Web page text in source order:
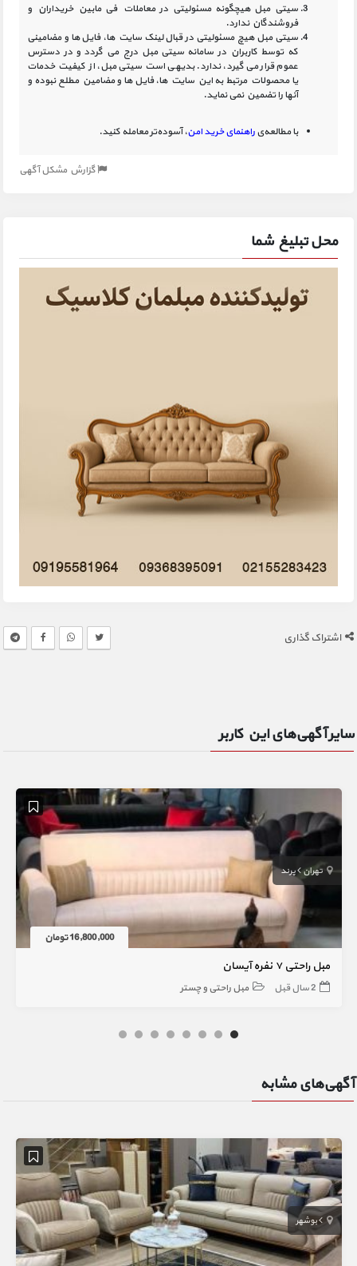
سیتی مبل هیچگونه مسئولیتی در معاملات فی مابین خریداران و
فروشندگان ندارد.
سیتی مبل هیچ مسئولیتی در قبال لینک‏ سایت ‏ها، فایل ‏ها و مضامینی
که توسط کاربران در سامانه‏ سیتی مبل درج می گردد و در دسترس
عموم قرار می گیرد، ندارد. بدیهی است سیتی مبل، از کیفیت خدمات
یا محصولات مرتبط به این سایت‏ ها، فایل ها و مضامین مطلع نبوده و
آنها را تضمین نمی نماید.
با مطالعه‌یراهنمای خرید امن، آسوده‌تر معامله کنید.
گزارش مشکل آگهی
محل تبلیغ شما
اشتراک گذاری
سایر آگهی‌های این کاربر
تهران پرند
16,800,000 تومان
مبل راحتی ۷ نفره آیسان
2 سال قبل مبل راحتی و چستر
آگهی‌های مشابه
بوشهر